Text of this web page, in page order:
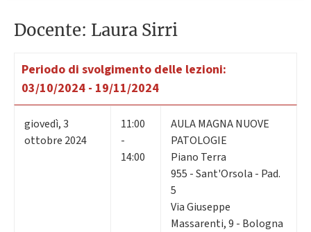
Docente: Laura Sirri
Periodo di svolgimento delle lezioni:
03/10/2024 - 19/11/2024
giovedì,3
ottobre 2024
11:00
-
14:00
AULA MAGNA NUOVE
PATOLOGIE
Piano Terra
955 - Sant'Orsola - Pad.
5
Via Giuseppe
Massarenti, 9 - Bologna